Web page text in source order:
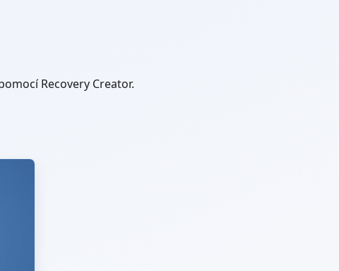
Recovery Creator.